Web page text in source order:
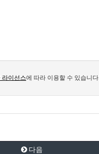
라이선스에 따라 이용할 수 있습니다.
다음